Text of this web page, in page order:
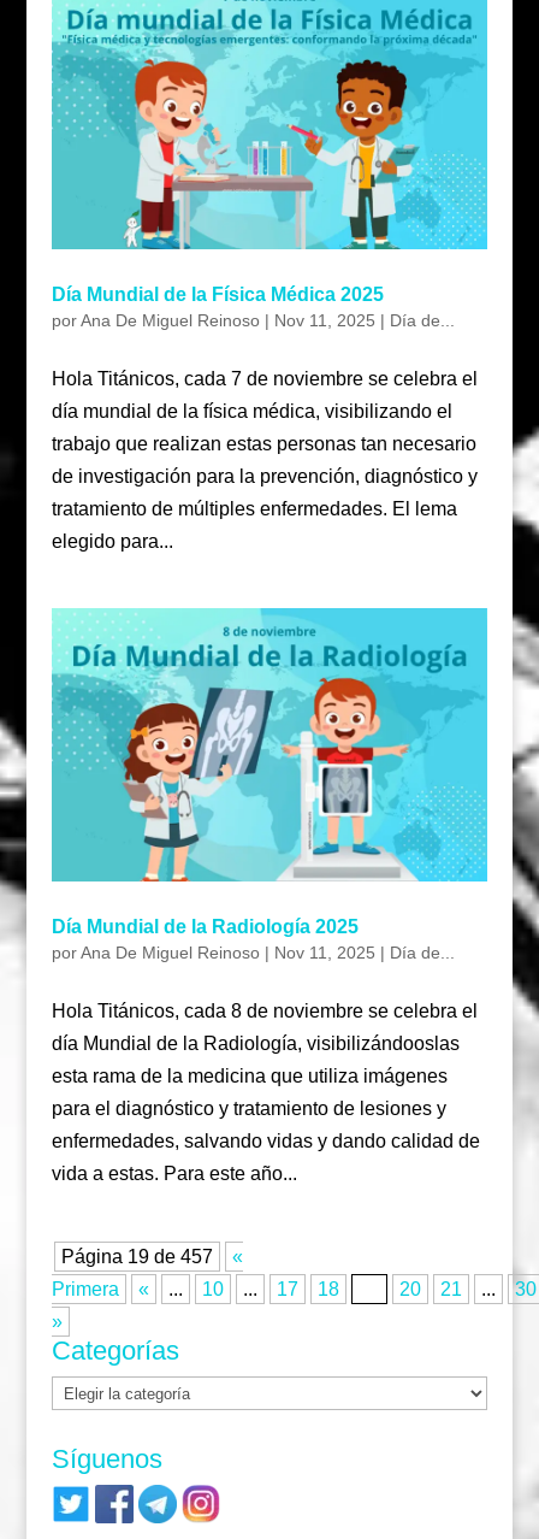
Día Mundial de la Física Médica 2025
porAna De Miguel Reinoso| Nov 11, 2025 | Día de...
Hola Titánicos, cada 7 de noviembre se celebra el
día mundial de la física médica, visibilizando el
trabajo que realizan estas personas tan necesario
de investigación para la prevención, diagnóstico y
tratamiento de múltiples enfermedades. El lema
elegido para...
Día Mundial de la Radiología 2025
porAna De Miguel Reinoso| Nov 11, 2025 | Día de...
Hola Titánicos, cada 8 de noviembre se celebra el
día Mundial de la Radiología, visibilizándooslas
esta rama de la medicina que utiliza imágenes
para el diagnóstico y tratamiento de lesiones y
enfermedades, salvando vidas y dando calidad de
vida a estas. Para este año...
Página 19 de 457
«
Primera
« ... 10 ... 17 18 20 21 ...
30
»
Categorías
Categorías
Síguenos